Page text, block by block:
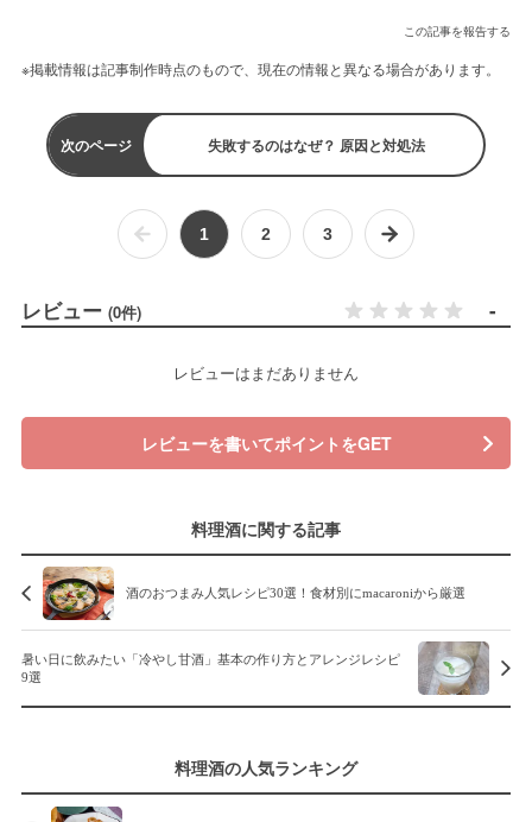
この記事を報告する
※掲載情報は記事制作時点のもので、現在の情報と異なる場合があります。
次のページ 失敗するのはなぜ？ 原因と対処法
1 2 3
レビュー (0件) -
レビューはまだありません
レビューを書いてポイントをGET
料理酒に関する記事
酒のおつまみ人気レシピ30選！食材別にmacaroniから厳選
暑い日に飲みたい「冷やし甘酒」基本の作り方とアレンジレシピ
9選
料理酒の人気ランキング